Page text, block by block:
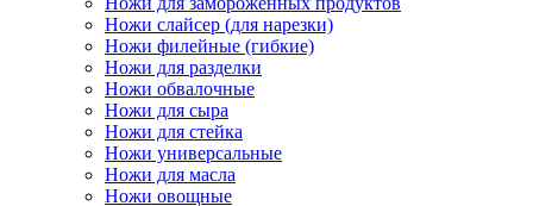
Ножи слайсер (для нарезки)
Ножи филейные (гибкие)
Ножи для разделки
Ножи обвалочные
Ножи для сыра
Ножи для стейка
Ножи универсальные
Ножи для масла
Ножи овощные